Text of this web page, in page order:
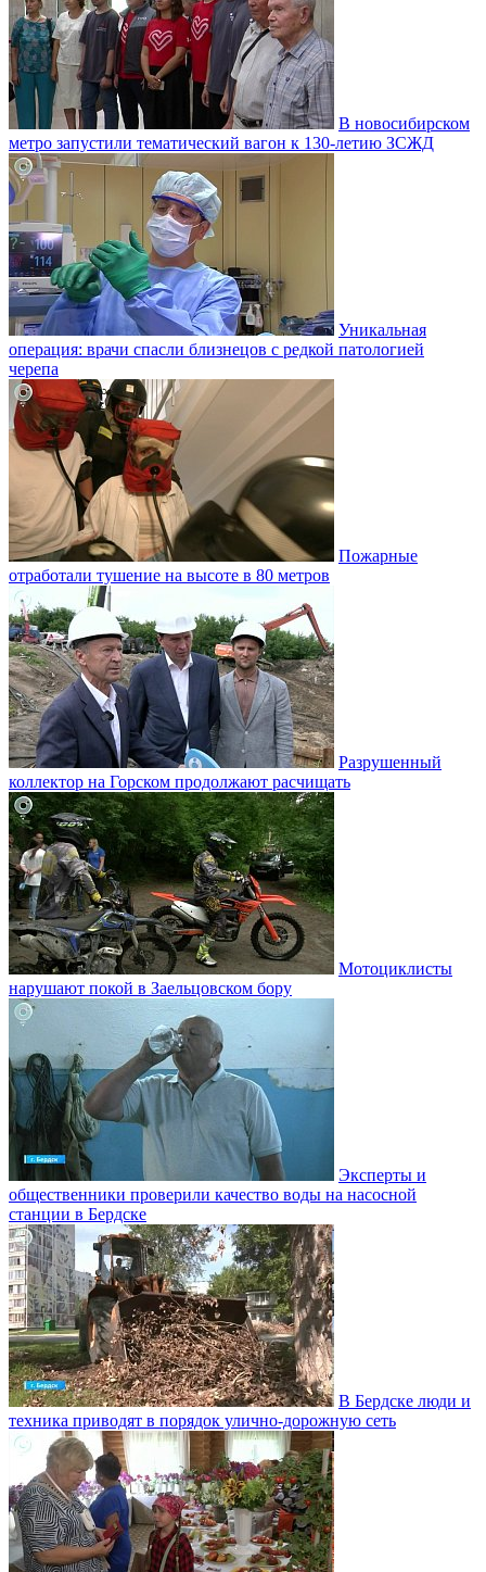
В новосибирском
метро запустили тематический вагон к 130-летию ЗСЖД
Уникальная
операция: врачи спасли близнецов с редкой патологией
черепа
Пожарные
отработали тушение на высоте в 80 метров
Разрушенный
коллектор на Горском продолжают расчищать
Мотоциклисты
нарушают покой в Заельцовском бору
Эксперты и
общественники проверили качество воды на насосной
станции в Бердске
В Бердске люди и
техника приводят в порядок улично‑дорожную сеть